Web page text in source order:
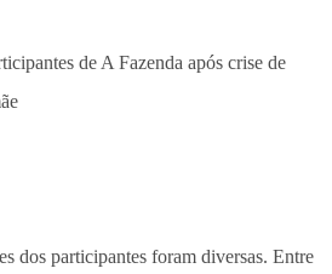
de A Fazenda após crise de
dos participantes foram diversas. Entre